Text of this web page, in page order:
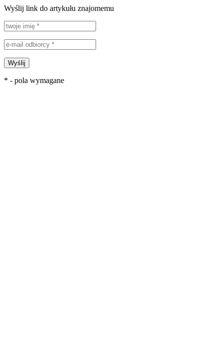
Wyślij link do artykułu znajomemu
Wyślij
* - pola wymagane